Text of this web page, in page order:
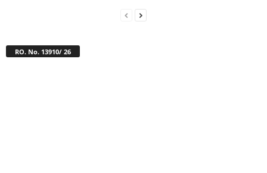
RO. No. 13910/ 26